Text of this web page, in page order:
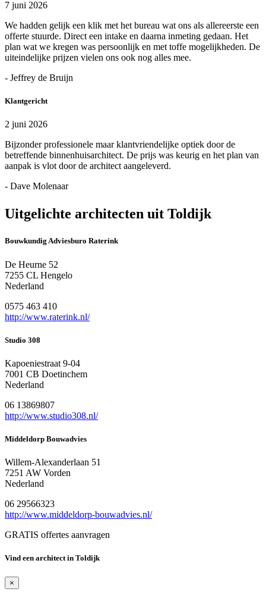
7 juni 2026
We hadden gelijk een klik met het bureau wat ons als allereerste een
offerte stuurde. Direct een intake en daarna inmeting gedaan. Het
plan wat we kregen was persoonlijk en met toffe mogelijkheden. De
uiteindelijke prijzen vielen ons ook nog alles mee.
- Jeffrey de Bruijn
Klantgericht
2 juni 2026
Bijzonder professionele maar klantvriendelijke optiek door de
betreffende binnenhuisarchitect. De prijs was keurig en het plan van
aanpak is vlot door de architect aangeleverd.
- Dave Molenaar
Uitgelichte architecten uit Toldijk
Bouwkundig Adviesburo Raterink
De Heurne 52
7255 CL Hengelo
Nederland
0575 463 410
http://www.raterink.nl/
Studio 308
Kapoeniestraat 9-04
7001 CB Doetinchem
Nederland
06 13869807
http://www.studio308.nl/
Middeldorp Bouwadvies
Willem-Alexanderlaan 51
7251 AW Vorden
Nederland
06 29566323
http://www.middeldorp-bouwadvies.nl/
GRATIS offertes aanvragen
Vind een architect in Toldijk
×